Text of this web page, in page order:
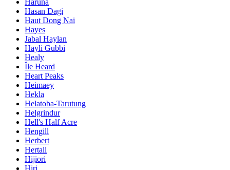
Hasan Dagi
Haut Dong Nai
Hayes
Jabal Haylan
Hayli Gubbi
Healy
Île Heard
Heart Peaks
Heimaey
Hekla
Helatoba-Tarutung
Helgrindur
Hell's Half Acre
Hengill
Herbert
Hertali
Hijiori
Hiri